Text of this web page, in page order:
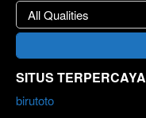
SITUS TERPERCAYA
birutoto